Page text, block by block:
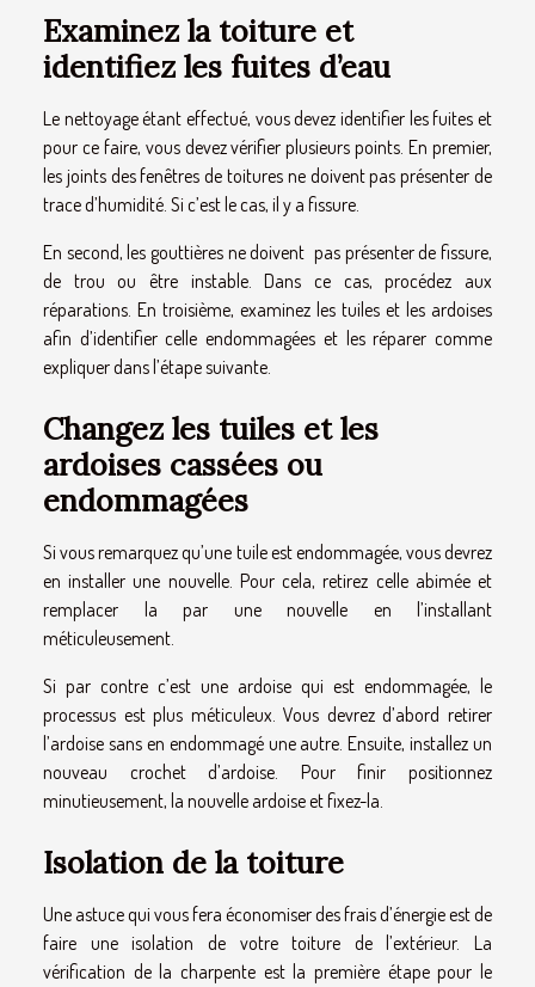
Examinez la toiture et
identifiez les fuites d’eau
Le nettoyage étant effectué, vous devez identifier les fuites et
pour ce faire, vous devez vérifier plusieurs points. En premier,
les joints des fenêtres de toitures ne doivent pas présenter de
trace d’humidité. Si c’est le cas, il y a fissure.
En second, les gouttières ne doivent pas présenter de fissure,
de trou ou être instable. Dans ce cas, procédez aux
réparations. En troisième, examinez les tuiles et les ardoises
afin d’identifier celle endommagées et les réparer comme
expliquer dans l’étape suivante.
Changez les tuiles et les
ardoises cassées ou
endommagées
Si vous remarquez qu’une tuile est endommagée, vous devrez
en installer une nouvelle. Pour cela, retirez celle abimée et
remplacer la par une nouvelle en l’installant
méticuleusement.
Si par contre c’est une ardoise qui est endommagée, le
processus est plus méticuleux. Vous devrez d’abord retirer
l’ardoise sans en endommagé une autre. Ensuite, installez un
nouveau crochet d’ardoise. Pour finir positionnez
minutieusement, la nouvelle ardoise et fixez-la.
Isolation de la toiture
Une astuce qui vous fera économiser des frais d’énergie est de
faire une isolation de votre toiture de l’extérieur. La
vérification de la charpente est la première étape pour le